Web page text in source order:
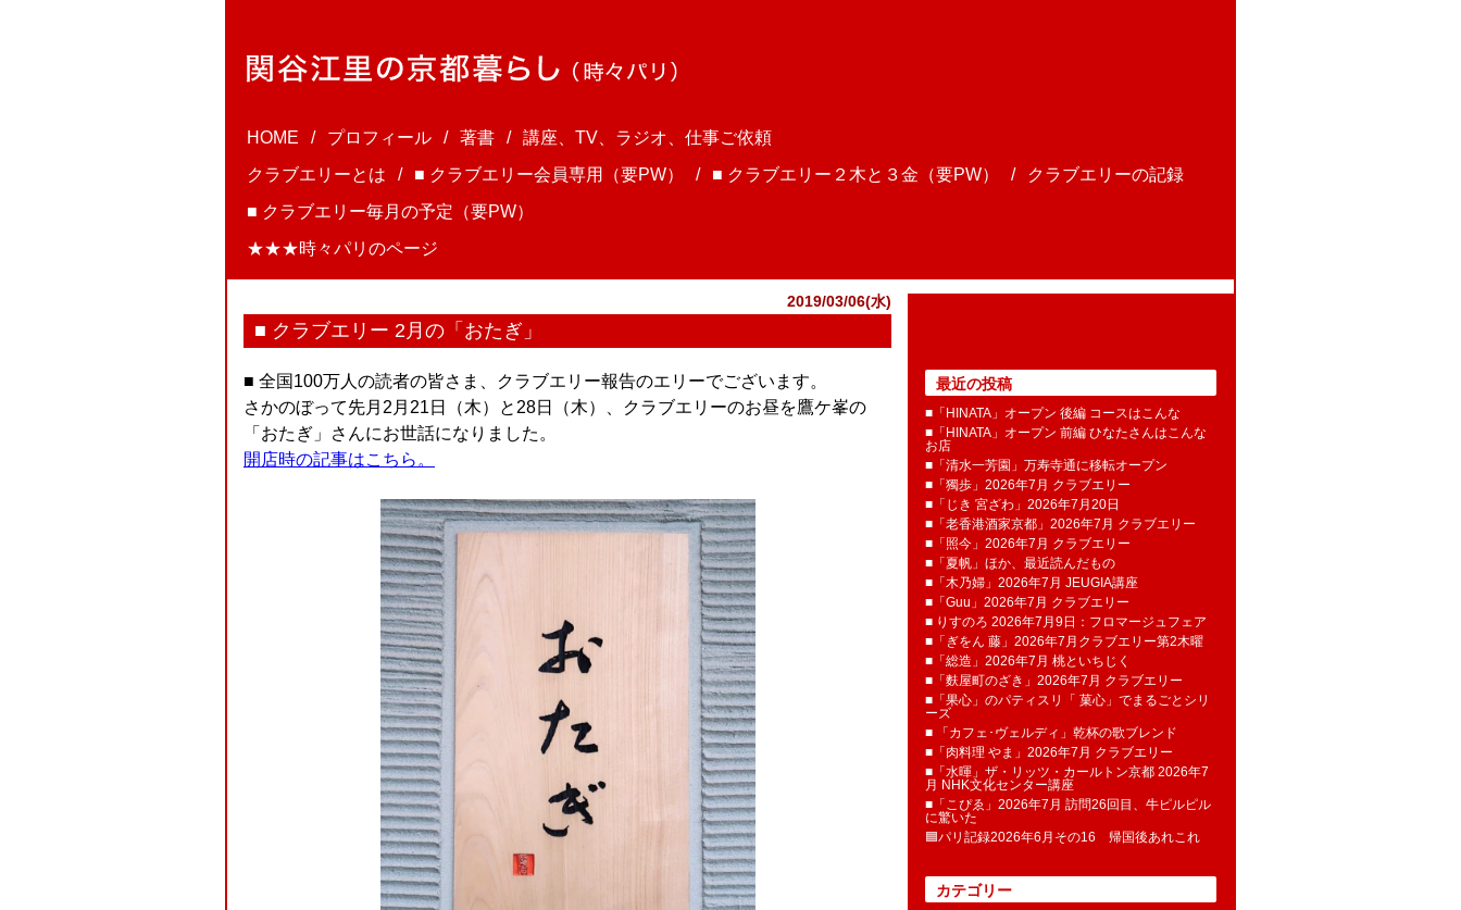
HOME プロフィール 著書
講座、TV、ラジオ、仕事ご依頼
クラブエリーとは
■ クラブエリー会員専用（要PW） ■ クラブエリー２木と３金（要PW）
クラブエリーの記録
■ クラブエリー毎月の予定（要PW）
★★★時々パリのページ
2019/03/06(水)
■ クラブエリー 2月の「おたぎ」
■ 全国100万人の読者の皆さま、クラブエリー報告のエリーでございます。
さかのぼって先月2月21日（木）と28日（木）、クラブエリーのお昼を鷹ケ峯の
「おたぎ」さんにお世話になりました。
開店時の記事はこちら。
最近の投稿
■「HINATA」オープン 後編 コースはこんな
■「HINATA」オープン 前編 ひなたさんはこんな
お店
■「清水一芳園」万寿寺通に移転オープン
■「獨歩」2026年7月 クラブエリー
■「じき 宮ざわ」2026年7月20日
■「老香港酒家京都」2026年7月 クラブエリー
■「照今」2026年7月 クラブエリー
■「夏帆」ほか、最近読んだもの
■「木乃婦」2026年7月 JEUGIA講座
■「Guu」2026年7月 クラブエリー
■ りすのろ 2026年7月9日：フロマージュフェア
■「ぎをん 藤」2026年7月クラブエリー第2木曜
■「総造」2026年7月 桃といちじく
■「麩屋町のざき」2026年7月 クラブエリー
■「果心」のパティスリ「 菓​心」でまるごとシリ
ーズ
■ 「カフェ･ヴェルディ」乾杯の歌ブレンド
■「肉料理 やま」2026年7月 クラブエリー
■「水暉」ザ・リッツ・カールトン京都 2026年7
月 NHK文化センター講座
■「こぴゑ」2026年7月 訪問26回目、牛ピルピル
に驚いた
🟦パリ記録2026年6月その16 帰国後あれこれ
カテゴリー